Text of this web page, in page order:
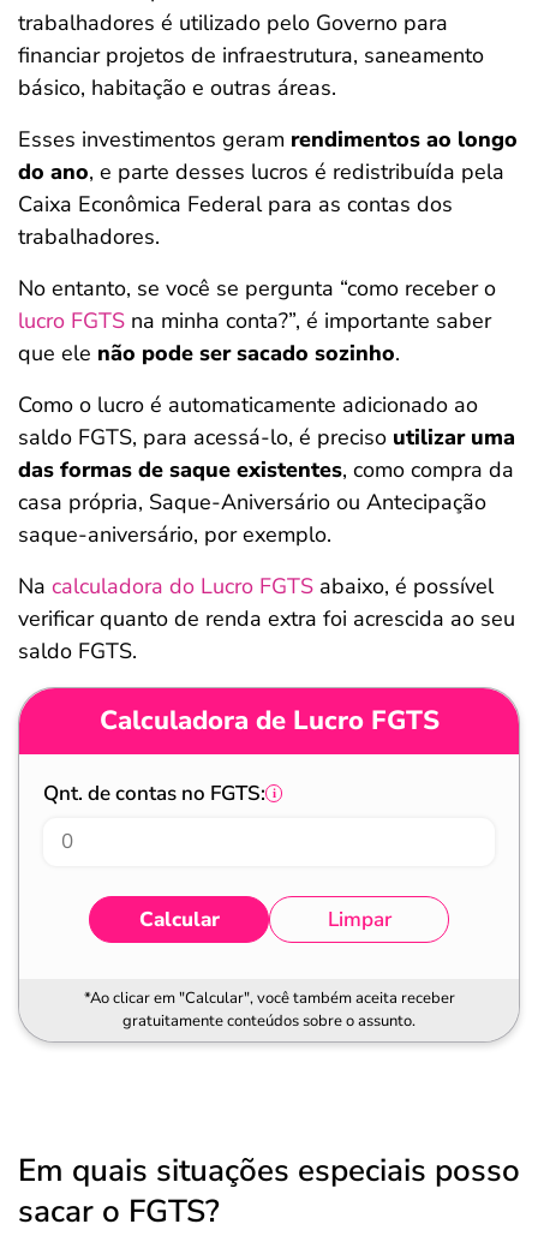
trabalhadores é utilizado pelo Governo para
financiar projetos de infraestrutura, saneamento
básico, habitação e outras áreas.
Esses investimentos geram rendimentos ao longo
do ano, e parte desses lucros é redistribuída pela
Caixa Econômica Federal para as contas dos
trabalhadores.
No entanto, se você se pergunta “como receber o
lucro FGTS na minha conta?”, é importante saber
que ele não pode ser sacado sozinho.
Como o lucro é automaticamente adicionado ao
saldo FGTS, para acessá-lo, é preciso utilizar uma
das formas de saque existentes, como compra da
casa própria, Saque-Aniversário ou Antecipação
saque-aniversário, por exemplo.
Na calculadora do Lucro FGTS abaixo, é possível
verificar quanto de renda extra foi acrescida ao seu
saldo FGTS.
Calculadora de Lucro FGTS
Qnt. de contas no FGTS:
Calcular Limpar
*Ao clicar em "Calcular", você também aceita receber
gratuitamente conteúdos sobre o assunto.
Em quais situações especiais posso
sacar o FGTS?